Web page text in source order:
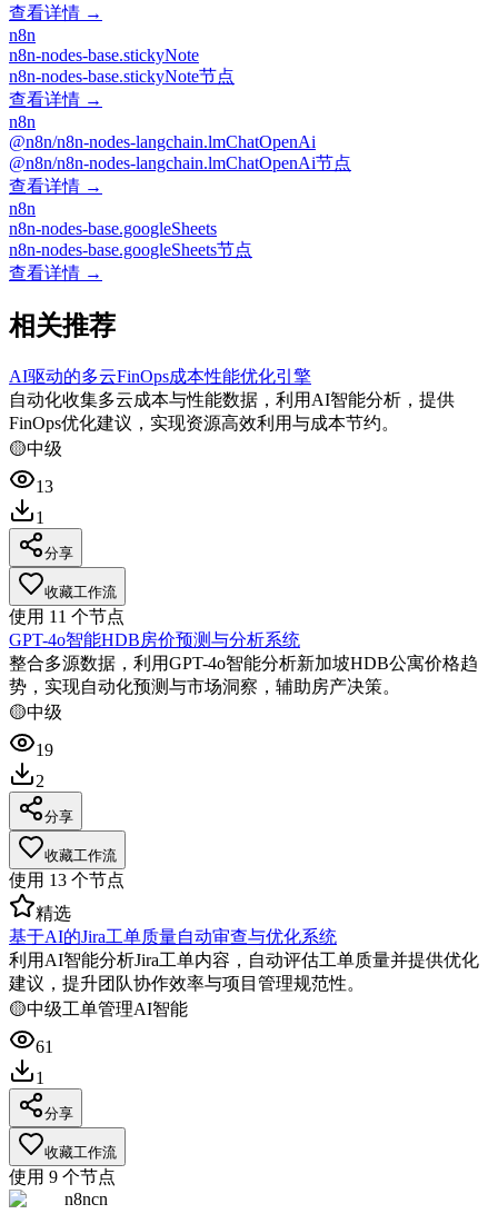
查看详情 →
n8n
n8n-nodes-base.stickyNote
n8n-nodes-base.stickyNote节点
查看详情 →
n8n
@n8n/n8n-nodes-langchain.lmChatOpenAi
@n8n/n8n-nodes-langchain.lmChatOpenAi节点
查看详情 →
n8n
n8n-nodes-base.googleSheets
n8n-nodes-base.googleSheets节点
查看详情 →
相关推荐
AI驱动的多云FinOps成本性能优化引擎
自动化收集多云成本与性能数据，利用AI智能分析，提供
FinOps优化建议，实现资源高效利用与成本节约。
🟡中级
13
1
分享
收藏工作流
使用 11 个节点
GPT-4o智能HDB房价预测与分析系统
整合多源数据，利用GPT-4o智能分析新加坡HDB公寓价格趋
势，实现自动化预测与市场洞察，辅助房产决策。
🟡中级
19
2
分享
收藏工作流
使用 13 个节点
精选
基于AI的Jira工单质量自动审查与优化系统
利用AI智能分析Jira工单内容，自动评估工单质量并提供优化
建议，提升团队协作效率与项目管理规范性。
🟡中级工单管理AI智能
61
1
分享
收藏工作流
使用 9 个节点
n8ncn